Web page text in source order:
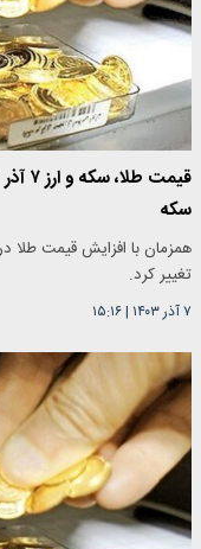
سکه
همزمان با افزایش قیمت طلا
تغییر کرد.
۷ آذر ۱۴۰۳ |۱۵:۱۶